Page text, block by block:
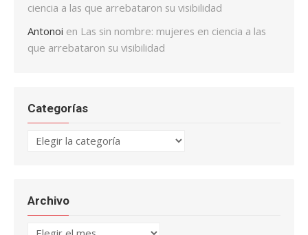
ciencia a las que arrebataron su visibilidad
Antonoi en Las sin nombre: mujeres en ciencia a las
que arrebataron su visibilidad
Categorías
Categorías
Archivo
Archivo